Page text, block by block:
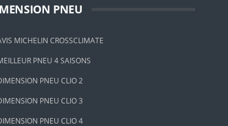
PNEU
MICHELIN CROSSCLIMATE
PNEU 4 SAISONS
PNEU CLIO 2
PNEU CLIO 3
PNEU CLIO 4